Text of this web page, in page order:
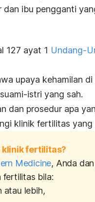
ibu pengganti
127 ayat 1 Undang-
upaya kehamilan
istri yang sah.
dan prosedur apa
klinik fertilitas
klinik fertilitas?
Medicine, Anda
fertilitas bila:
atau lebih,